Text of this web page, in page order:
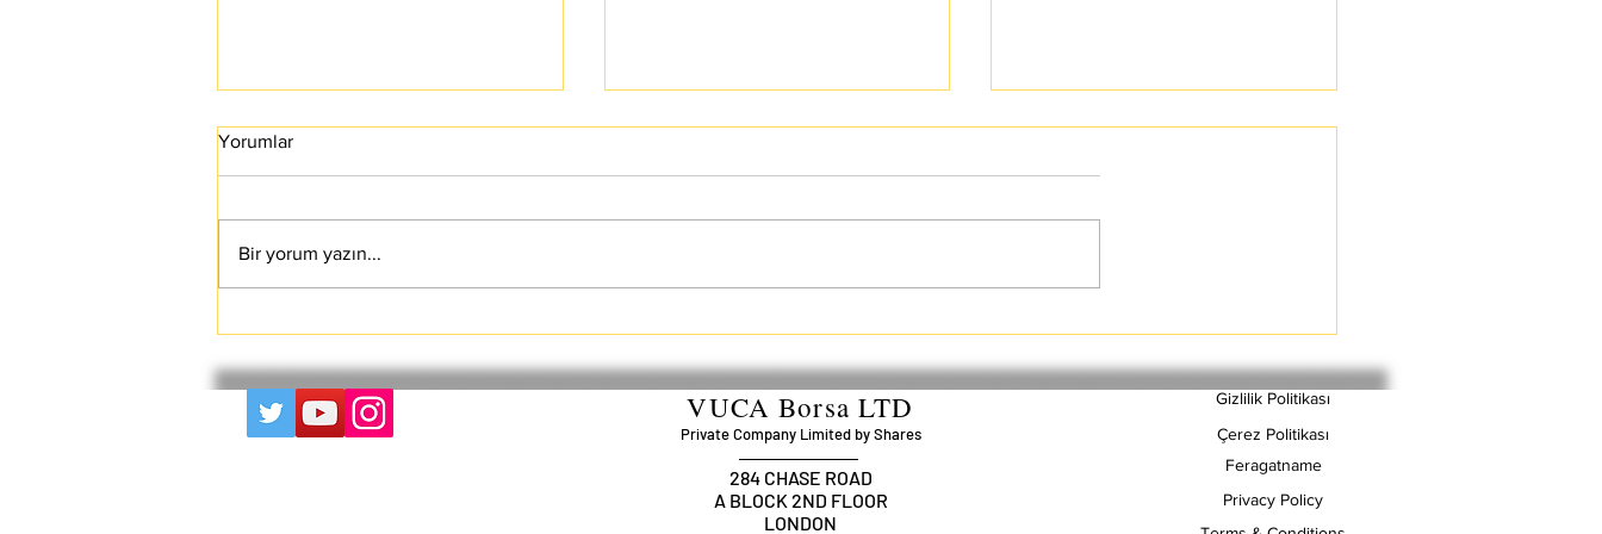
Trendler ve Kendinizi Nasıl
Korursunuz?
Yorumlar
Bir yorum yazın...
VUCA Borsa LTD
Private Company Limited by Shares
284 CHASE ROAD
A BLOCK 2ND FLOOR
LONDON
Gizlilik Politikası
Çerez Politikası
Feragatname
Privacy Policy